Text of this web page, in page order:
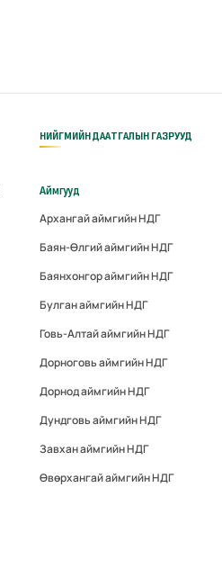
НИЙГМИЙН ДААТГАЛЫН ГАЗРУУД
Аймгууд
Архангай аймгийн НДГ
Баян-Өлгий аймгийн НДГ
Баянхонгор аймгийн НДГ
Булган аймгийн НДГ
Говь-Алтай аймгийн НДГ
Дорноговь аймгийн НДГ
Дорнод аймгийн НДГ
Дундговь аймгийн НДГ
Завхан аймгийн НДГ
Өвөрхангай аймгийн НДГ